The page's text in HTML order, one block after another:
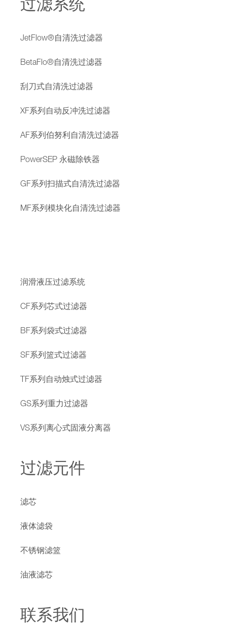
过滤系统
JetFlow®自清洗过滤器
BetaFlo®自清洗过滤器
刮刀式自清洗过滤器
XF系列自动反冲洗过滤器
AF系列伯努利自清洗过滤器
PowerSEP 永磁除铁器
GF系列扫描式自清洗过滤器
MF系列模块化自清洗过滤器
润滑液压过滤系统
CF系列芯式过滤器
BF系列袋式过滤器
SF系列篮式过滤器
TF系列自动烛式过滤器
GS系列重力过滤器
VS系列离心式固液分离器
过滤元件
滤芯
液体滤袋
不锈钢滤篮
油液滤芯
联系我们